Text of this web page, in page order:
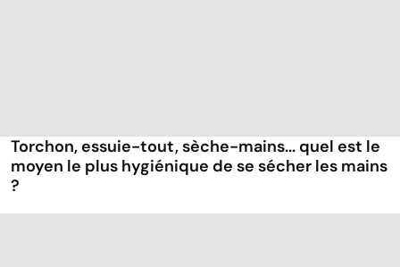
Torchon, essuie-tout, sèche-mains... quel est le
moyen le plus hygiénique de se sécher les mains
?